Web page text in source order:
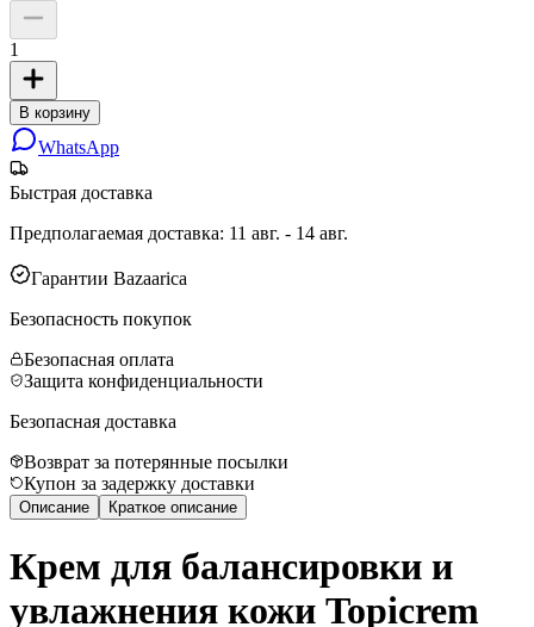
1
В корзину
WhatsApp
Быстрая доставка
Предполагаемая доставка: 11 авг. - 14 авг.
Гарантии Bazaarica
Безопасность покупок
Безопасная оплата
Защита конфиденциальности
Безопасная доставка
Возврат за потерянные посылки
Купон за задержку доставки
Описание Краткое описание
Крем для балансировки и
увлажнения кожи Topicrem